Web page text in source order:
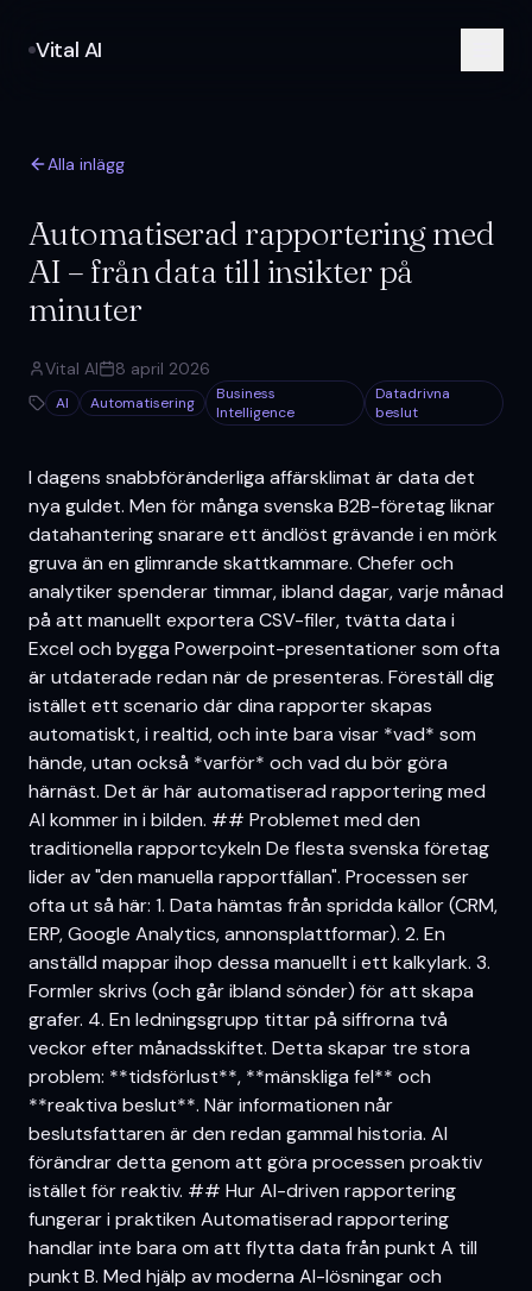
Vital AI
Alla inlägg
Automatiserad rapportering med
AI – från data till insikter på
minuter
Vital AI 8 april 2026
AI Automatisering
Business
Intelligence
Datadrivna
beslut
I dagens snabbföränderliga affärsklimat är data det
nya guldet. Men för många svenska B2B-företag liknar
datahantering snarare ett ändlöst grävande i en mörk
gruva än en glimrande skattkammare. Chefer och
analytiker spenderar timmar, ibland dagar, varje månad
på att manuellt exportera CSV-filer, tvätta data i
Excel och bygga Powerpoint-presentationer som ofta
är utdaterade redan när de presenteras. Föreställ dig
istället ett scenario där dina rapporter skapas
automatiskt, i realtid, och inte bara visar *vad* som
hände, utan också *varför* och vad du bör göra
härnäst. Det är här automatiserad rapportering med
AI kommer in i bilden. ## Problemet med den
traditionella rapportcykeln De flesta svenska företag
lider av "den manuella rapportfällan". Processen ser
ofta ut så här: 1. Data hämtas från spridda källor (CRM,
ERP, Google Analytics, annonsplattformar). 2. En
anställd mappar ihop dessa manuellt i ett kalkylark. 3.
Formler skrivs (och går ibland sönder) för att skapa
grafer. 4. En ledningsgrupp tittar på siffrorna två
veckor efter månadsskiftet. Detta skapar tre stora
problem: **tidsförlust**, **mänskliga fel** och
**reaktiva beslut**. När informationen når
beslutsfattaren är den redan gammal historia. AI
förändrar detta genom att göra processen proaktiv
istället för reaktiv. ## Hur AI-driven rapportering
fungerar i praktiken Automatiserad rapportering
handlar inte bara om att flytta data från punkt A till
punkt B. Med hjälp av moderna AI-lösningar och